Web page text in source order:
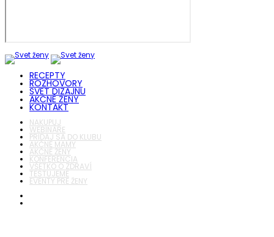
RECEPTY
ROZHOVORY
SVET DIZAJNU
AKČNÉ ŽENY
KONTAKT
NAKUPUJ
WEBINÁRE
PRIDAJ SA DO KLUBU
AKČNÉ MAMY
AKČNÉ ŽENY
KONFERENCIA
VŠETKO O ZDRAVÍ
TESTUJEME
EVENTY PRE ŽENY